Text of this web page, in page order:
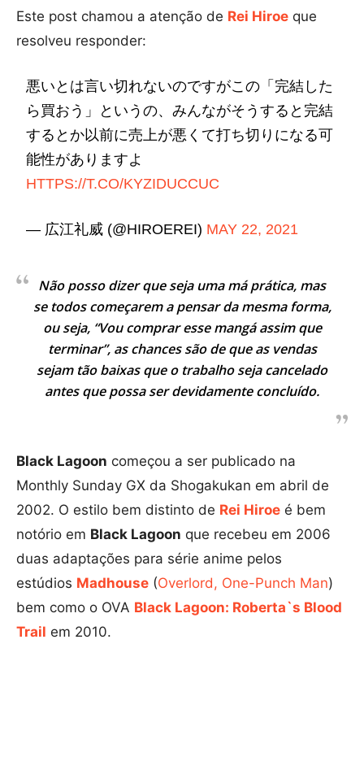
Este post chamou a atenção de Rei Hiroe que
resolveu responder:
悪いとは言い切れないのですがこの「完結した
ら買おう」というの、みんながそうすると完結
するとか以前に売上が悪くて打ち切りになる可
能性がありますよ
HTTPS://T.CO/KYZIDUCCUC
— 広江礼威 (@HIROEREI) MAY 22, 2021
Não posso dizer que seja uma má prática, mas
se todos começarem a pensar da mesma forma,
ou seja, “Vou comprar esse mangá assim que
terminar”, as chances são de que as vendas
sejam tão baixas que o trabalho seja cancelado
antes que possa ser devidamente concluído.
Black Lagoon começou a ser publicado na
Monthly Sunday GX da Shogakukan em abril de
2002. O estilo bem distinto de Rei Hiroe é bem
notório em Black Lagoon que recebeu em 2006
duas adaptações para série anime pelos
estúdios Madhouse (Overlord, One-Punch Man)
bem como o OVA Black Lagoon: Roberta`s Blood
Trail em 2010.